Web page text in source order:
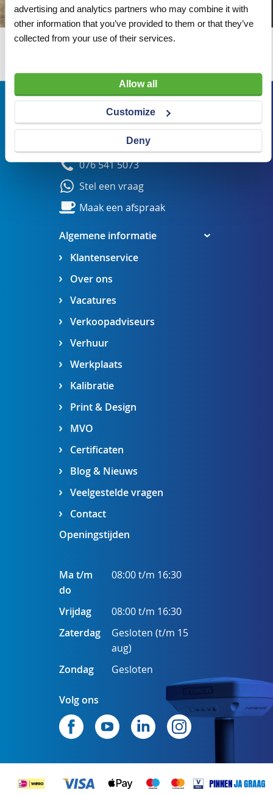
advertising and analytics partners who may combine it with
other information that you’ve provided to them or that they’ve
collected from your use of their services.
Allow all
Customize
Deny
Algemene informatie
Klantenservice
Over ons
Vacatures
Verkoopadviseurs
Verhuur
Werkplaats
Kalibratie
Print & Design
MVO
Certificaten
Blog & Nieuws
Veelgestelde vragen
Contact
Bezoekadres
Veldsteen 25, 4815 PK Breda
verkoop@visserbreda.nl
076 541 5073
Stel een vraag
Maak een afspraak
Openingstijden
Ma t/m
do
08:00 t/m 16:30
Vrijdag
08:00 t/m 16:30
Zaterdag
Gesloten (t/m 15
aug)
Zondag
Gesloten
Volg ons